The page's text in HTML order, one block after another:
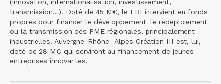
(innovation, internationalisation, investissement,
transmission…). Doté de 45 M€, le FRI intervient en fonds
propres pour financer le développement, le redéploiement
ou la transmission des PME régionales, principalement
industrielles. Auvergne-Rhône- Alpes Création III est, lui,
doté de 28 M€ qui serviront au financement de jeunes
entreprises innovantes.